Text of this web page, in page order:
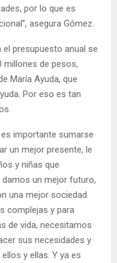
por lo que es
asegura Gómez.
el presupuesto anual se
millones de pesos,
María Ayuda, que
Por eso es tan
importante sumarse
un mejor presente, le
y niñas que
un mejor futuro,
una mejor sociedad.
complejas y para
de vida, necesitamos
sus necesidades y
y ellas. Y ya es